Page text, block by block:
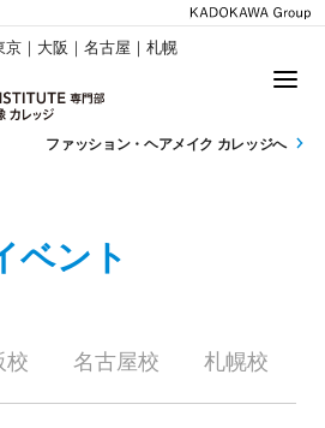
｜大阪｜名古屋｜札幌
ファッション・ ヘアメイク カレッジへ
ベント
校 名古屋校 札幌校